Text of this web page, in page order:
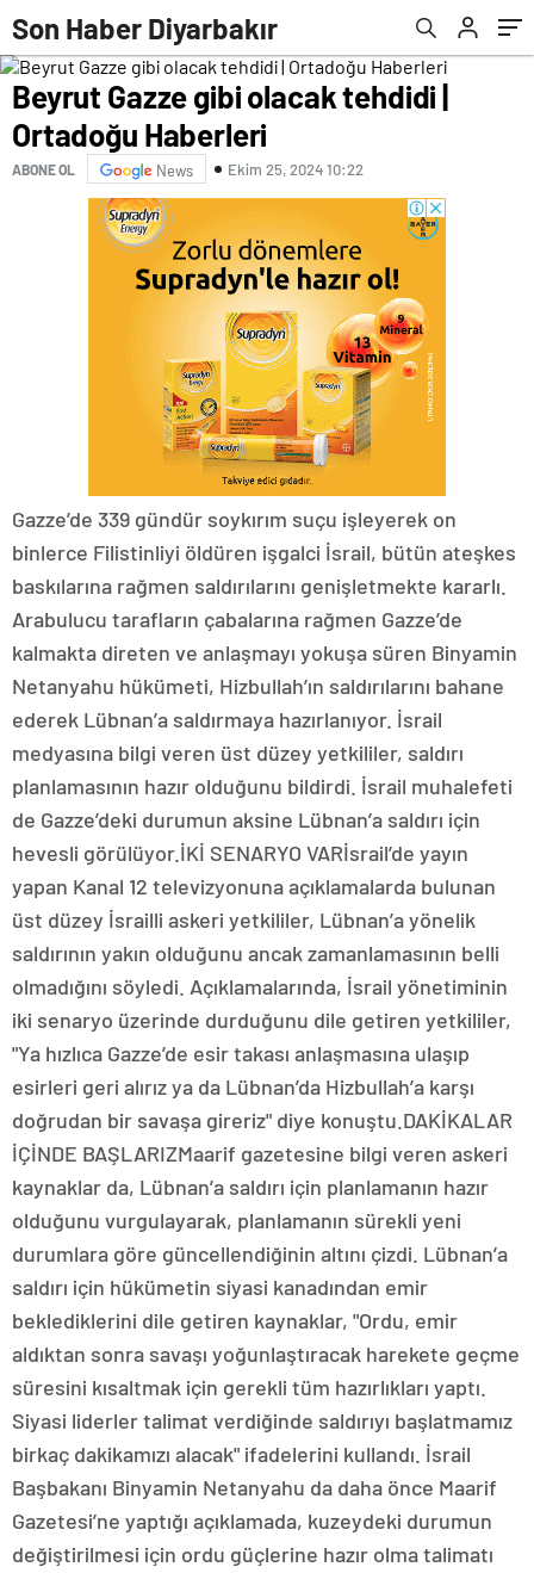
Son Haber Diyarbakır
Beyrut Gazze gibi olacak tehdidi |
Ortadoğu Haberleri
ABONE OL News Ekim 25, 2024 10:22
Gazze’de 339 gündür soykırım suçu işleyerek on
binlerce Filistinliyi öldüren işgalci İsrail, bütün ateşkes
baskılarına rağmen saldırılarını genişletmekte kararlı.
Arabulucu tarafların çabalarına rağmen Gazze’de
kalmakta direten ve anlaşmayı yokuşa süren Binyamin
Netanyahu hükümeti, Hizbullah’ın saldırılarını bahane
ederek Lübnan’a saldırmaya hazırlanıyor. İsrail
medyasına bilgi veren üst düzey yetkililer, saldırı
planlamasının hazır olduğunu bildirdi. İsrail muhalefeti
de Gazze’deki durumun aksine Lübnan’a saldırı için
hevesli görülüyor.İKİ SENARYO VARİsrail’de yayın
yapan Kanal 12 televizyonuna açıklamalarda bulunan
üst düzey İsrailli askeri yetkililer, Lübnan’a yönelik
saldırının yakın olduğunu ancak zamanlamasının belli
olmadığını söyledi. Açıklamalarında, İsrail yönetiminin
iki senaryo üzerinde durduğunu dile getiren yetkililer,
"Ya hızlıca Gazze’de esir takası anlaşmasına ulaşıp
esirleri geri alırız ya da Lübnan’da Hizbullah’a karşı
doğrudan bir savaşa gireriz" diye konuştu.DAKİKALAR
İÇİNDE BAŞLARIZMaarif gazetesine bilgi veren askeri
kaynaklar da, Lübnan’a saldırı için planlamanın hazır
olduğunu vurgulayarak, planlamanın sürekli yeni
durumlara göre güncellendiğinin altını çizdi. Lübnan’a
saldırı için hükümetin siyasi kanadından emir
beklediklerini dile getiren kaynaklar, "Ordu, emir
aldıktan sonra savaşı yoğunlaştıracak harekete geçme
süresini kısaltmak için gerekli tüm hazırlıkları yaptı.
Siyasi liderler talimat verdiğinde saldırıyı başlatmamız
birkaç dakikamızı alacak" ifadelerini kullandı. İsrail
Başbakanı Binyamin Netanyahu da daha önce Maarif
Gazetesi’ne yaptığı açıklamada, kuzeydeki durumun
değiştirilmesi için ordu güçlerine hazır olma talimatı